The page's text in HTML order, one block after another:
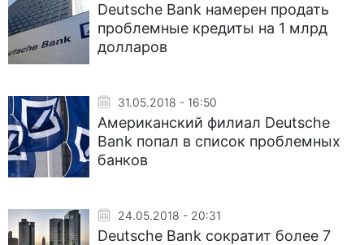
Deutsche Bank намерен продать
проблемные кредиты на 1 млрд
долларов
31.05.2018 - 16:50
Американский филиал Deutsche
Bank попал в список проблемных
банков
24.05.2018 - 20:31
Deutsche Bank сократит более 7